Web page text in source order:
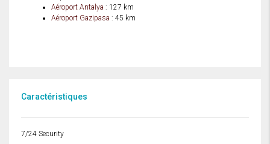
Aéroport Antalya : 127 km
Aéroport Gazipasa : 45 km
Caractéristiques
7/24 Security